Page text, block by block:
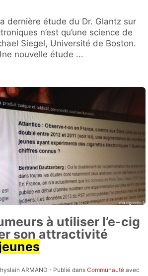
dernière étude du Dr. Glantz sur
n’est qu’une science de
Siegel, Université de Boston.
nouvelle étude ...
à utiliser l’e-cig
son attractivité
ARMAND - Publié dans Communauté avec